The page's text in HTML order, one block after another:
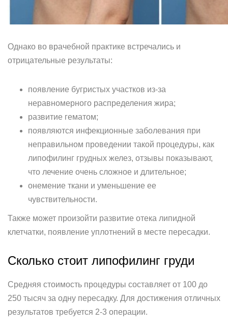
Однако во врачебной практике встречались и
отрицательные результаты:
появление бугристых участков из-за
неравномерного распределения жира;
развитие гематом;
появляются инфекционные заболевания при
неправильном проведении такой процедуры, как
липофилинг грудных желез, отзывы показывают,
что лечение очень сложное и длительное;
онемение ткани и уменьшение ее
чувствительности.
Также может произойти развитие отека липидной
клетчатки, появление уплотнений в месте пересадки.
Сколько стоит липофилинг груди
Средняя стоимость процедуры составляет от 100 до
250 тысяч за одну пересадку. Для достижения отличных
результатов требуется 2-3 операции.